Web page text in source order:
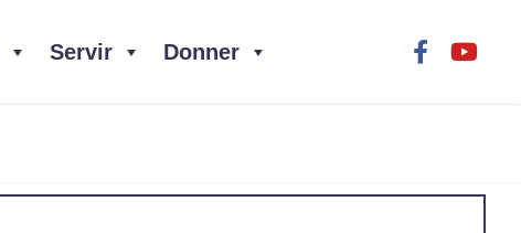
Servir Donner